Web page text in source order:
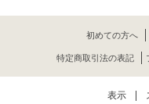
初めての方へ
特定商取引法の表記
表示